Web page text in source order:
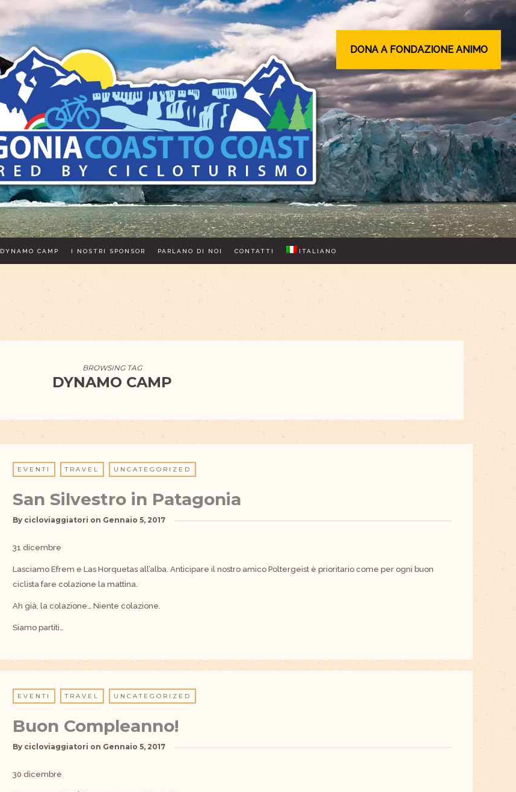
DONA A FONDAZIONE ANIMO
DYNAMO CAMP I NOSTRI SPONSOR PARLANO DI NOI CONTATTI ITALIANO
BROWSING TAG
DYNAMO CAMP
EVENTI TRAVEL UNCATEGORIZED
San Silvestro in Patagonia
By cicloviaggiatori on Gennaio 5, 2017
31 dicembre
Lasciamo Efrem e Las Horquetas all’alba. Anticipare il nostro amico Poltergeist è prioritario come per ogni buon
ciclista fare colazione la mattina.
Ah già, la colazione… Niente colazione.
Siamo partiti…
EVENTI TRAVEL UNCATEGORIZED
Buon Compleanno!
By cicloviaggiatori on Gennaio 5, 2017
30 dicembre